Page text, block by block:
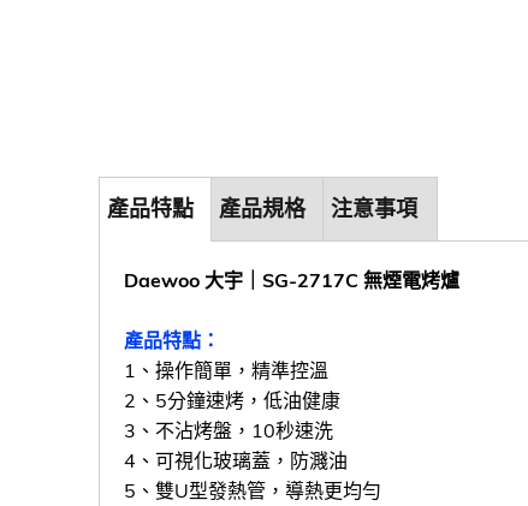
產品特點 產品規格 注意事項
Daewoo 大宇｜SG-2717C 無煙電烤爐
產品特點：
1、操作簡單，精準控溫
2、5分鐘速烤，低油健康
3、不沾烤盤，10秒速洗
4、可視化玻璃蓋，防濺油
5、雙U型發熱管，導熱更均勻